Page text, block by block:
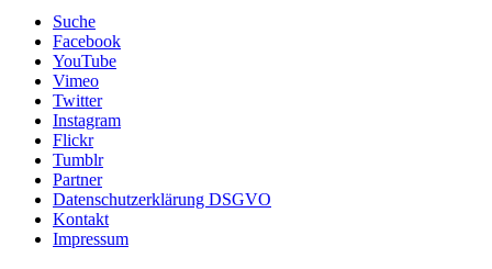
Suche
Facebook
YouTube
Vimeo
Twitter
Instagram
Flickr
Tumblr
Partner
Datenschutzerklärung DSGVO
Kontakt
Impressum